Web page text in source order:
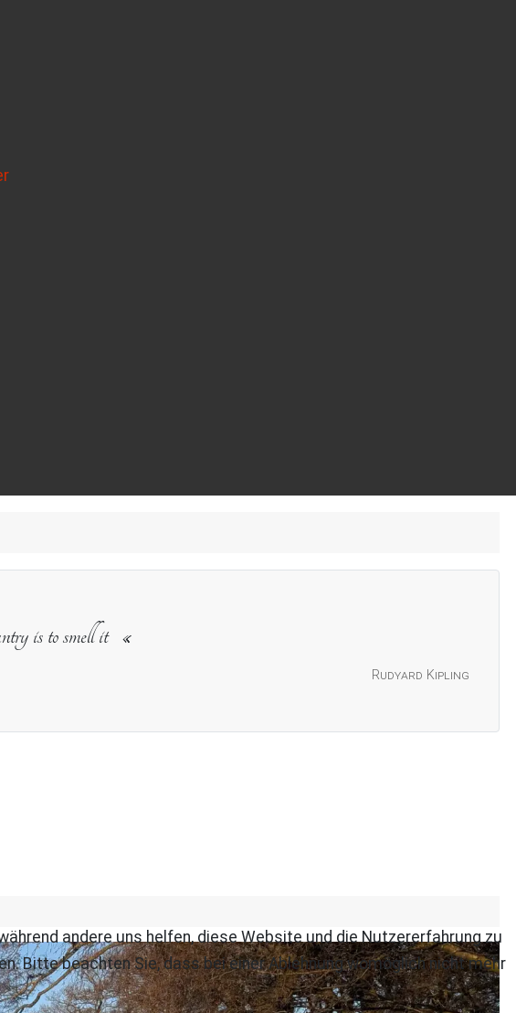
Rudyard Kipling
is to smell it
andere uns helfen, diese Website und die Nutzererfahrung zu
Bitte beachten Sie, dass bei einer Ablehnung womöglich nicht mehr